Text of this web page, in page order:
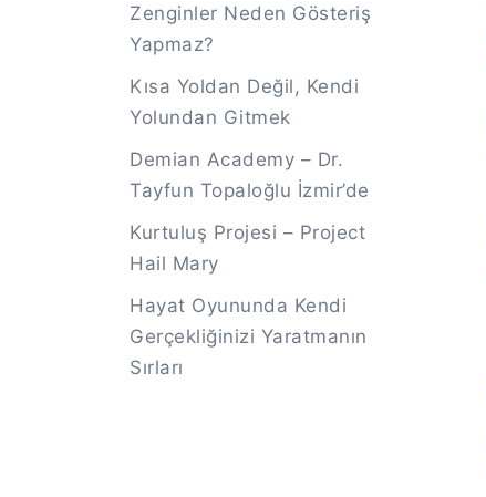
Zenginler Neden Gösteriş
Yapmaz?
Kısa Yoldan Değil, Kendi
Yolundan Gitmek
Demian Academy – Dr.
Tayfun Topaloğlu İzmir’de
Kurtuluş Projesi – Project
Hail Mary
Hayat Oyununda Kendi
Gerçekliğinizi Yaratmanın
Sırları